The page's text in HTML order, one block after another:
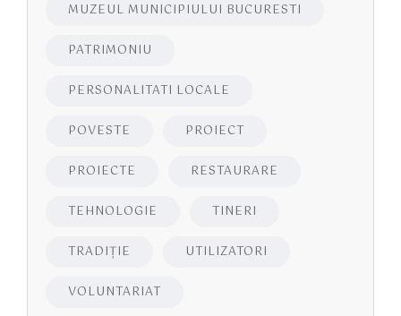
MUZEUL MUNICIPIULUI BUCURESTI
PATRIMONIU
PERSONALITATI LOCALE
POVESTE PROIECT
PROIECTE RESTAURARE
TEHNOLOGIE TINERI
TRADIȚIE UTILIZATORI
VOLUNTARIAT